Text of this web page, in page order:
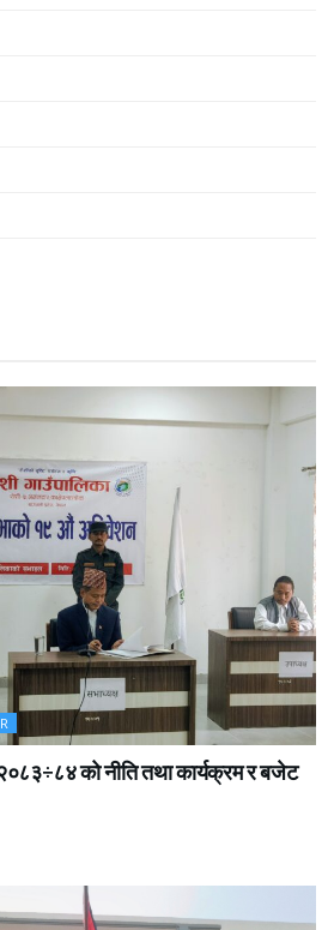
को नीति तथा कार्यक्रम र बजेट